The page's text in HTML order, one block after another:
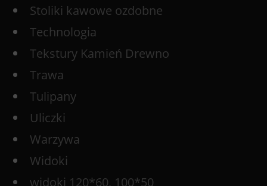
Stoliki kawowe ozdobne
Technologia
Tekstury Kamień Drewno
Trawa
Tulipany
Uliczki
Warzywa
Widoki
widoki 120*60, 100*50